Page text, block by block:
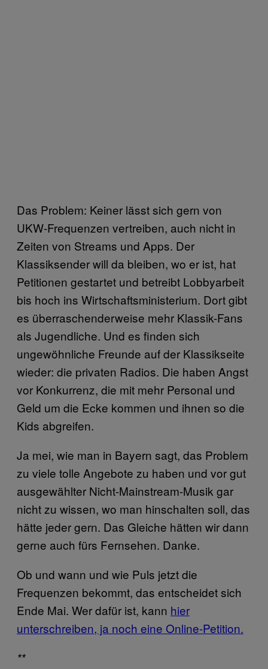
Das Problem: Keiner lässt sich gern von
UKW-Frequenzen vertreiben, auch nicht in
Zeiten von Streams und Apps. Der
Klassiksender will da bleiben, wo er ist, hat
Petitionen gestartet und betreibt Lobbyarbeit
bis hoch ins Wirtschaftsministerium. Dort gibt
es überraschenderweise mehr Klassik-Fans
als Jugendliche. Und es finden sich
ungewöhnliche Freunde auf der Klassikseite
wieder: die privaten Radios. Die haben Angst
vor Konkurrenz, die mit mehr Personal und
Geld um die Ecke kommen und ihnen so die
Kids abgreifen.
Ja mei, wie man in Bayern sagt, das Problem
zu viele tolle Angebote zu haben und vor gut
ausgewählter Nicht-Mainstream-Musik gar
nicht zu wissen, wo man hinschalten soll, das
hätte jeder gern. Das Gleiche hätten wir dann
gerne auch fürs Fernsehen. Danke.
Ob und wann und wie Puls jetzt die
Frequenzen bekommt, das entscheidet sich
Ende Mai. Wer dafür ist, kann hier
unterschreiben, ja noch eine Online-Petition.
**